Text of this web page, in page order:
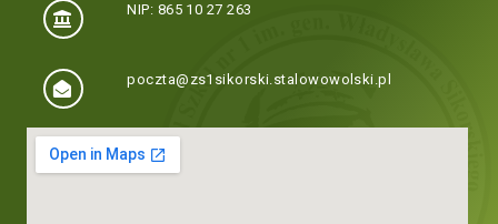
NIP: 865 10 27 263
poczta@zs1sikorski.stalowowolski.pl